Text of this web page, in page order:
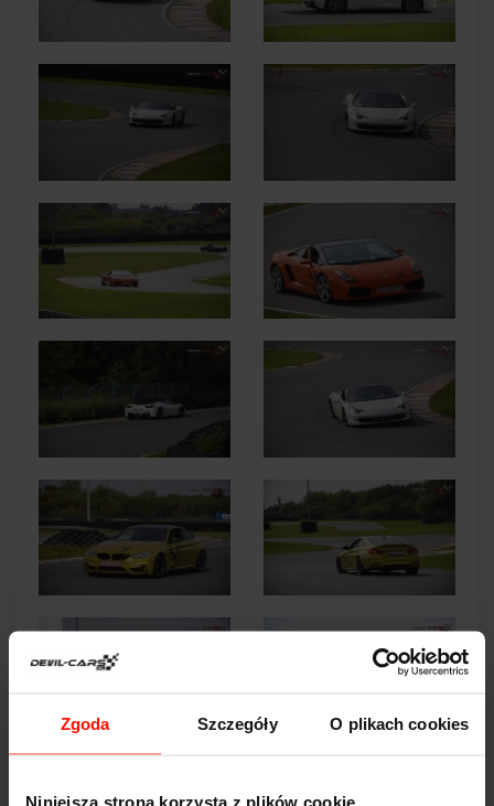
Zgoda Szczegóły O plikach cookies
Niniejsza strona korzysta z plików cookie